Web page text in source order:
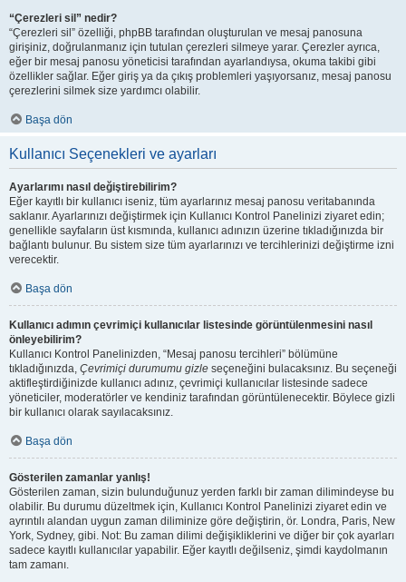
“Çerezleri sil” nedir?
“Çerezleri sil” özelliği, phpBB tarafından oluşturulan ve mesaj panosuna
girişiniz, doğrulanmanız için tutulan çerezleri silmeye yarar. Çerezler ayrıca,
eğer bir mesaj panosu yöneticisi tarafından ayarlandıysa, okuma takibi gibi
özellikler sağlar. Eğer giriş ya da çıkış problemleri yaşıyorsanız, mesaj panosu
çerezlerini silmek size yardımcı olabilir.
Başa dön
Kullanıcı Seçenekleri ve ayarları
Ayarlarımı nasıl değiştirebilirim?
Eğer kayıtlı bir kullanıcı iseniz, tüm ayarlarınız mesaj panosu veritabanında
saklanır. Ayarlarınızı değiştirmek için Kullanıcı Kontrol Panelinizi ziyaret edin;
genellikle sayfaların üst kısmında, kullanıcı adınızın üzerine tıkladığınızda bir
bağlantı bulunur. Bu sistem size tüm ayarlarınızı ve tercihlerinizi değiştirme izni
verecektir.
Başa dön
Kullanıcı adımın çevrimiçi kullanıcılar listesinde görüntülenmesini nasıl
önleyebilirim?
Kullanıcı Kontrol Panelinizden, “Mesaj panosu tercihleri” bölümüne
tıkladığınızda, Çevrimiçi durumumu gizle seçeneğini bulacaksınız. Bu seçeneği
aktifleştirdiğinizde kullanıcı adınız, çevrimiçi kullanıcılar listesinde sadece
yöneticiler, moderatörler ve kendiniz tarafından görüntülenecektir. Böylece gizli
bir kullanıcı olarak sayılacaksınız.
Başa dön
Gösterilen zamanlar yanlış!
Gösterilen zaman, sizin bulunduğunuz yerden farklı bir zaman dilimindeyse bu
olabilir. Bu durumu düzeltmek için, Kullanıcı Kontrol Panelinizi ziyaret edin ve
ayrıntılı alandan uygun zaman diliminize göre değiştirin, ör. Londra, Paris, New
York, Sydney, gibi. Not: Bu zaman dilimi değişikliklerini ve diğer bir çok ayarları
sadece kayıtlı kullanıcılar yapabilir. Eğer kayıtlı değilseniz, şimdi kaydolmanın
tam zamanı.